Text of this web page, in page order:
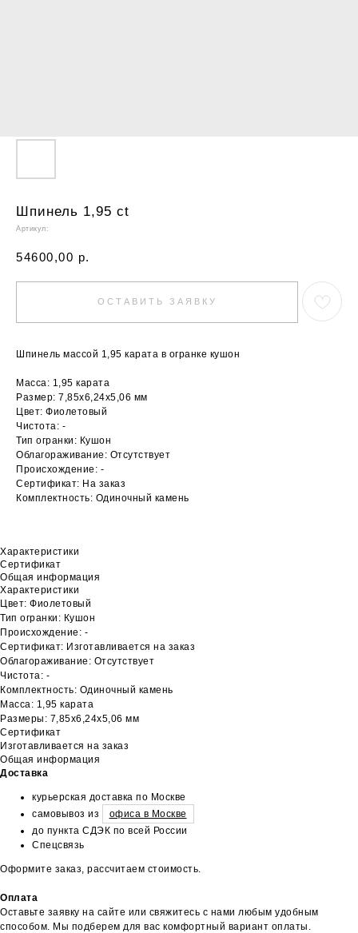
Шпинель 1,95 ct
Артикул:
54600,00 р.
ОСТАВИТЬ ЗАЯВКУ
Шпинель массой 1,95 карата в огранке кушон
Масса: 1,95 карата
Размер: 7,85х6,24х5,06 мм
Цвет: Фиолетовый
Чистота: -
Тип огранки: Кушон
Облагораживание: Отсутствует
Происхождение: -
Сертификат: На заказ
Комплектность: Одиночный камень
Характеристики
Сертификат
Общая информация
Характеристики
Цвет: Фиолетовый
Тип огранки: Кушон
Происхождение: -
Сертификат: Изготавливается на заказ
Облагораживание: Отсутствует
Чистота: -
Комплектность: Одиночный камень
Масса: 1,95 карата
Размеры: 7,85х6,24х5,06 мм
Сертификат
Изготавливается на заказ
Общая информация
Доставка
курьерская доставка по Москве
самовывоз из
офиса в Москве
до пункта СДЭК по всей России
Спецсвязь
Оформите заказ, рассчитаем стоимость.
Оплата
Оставьте заявку на сайте или свяжитесь с нами любым удобным
способом. Мы подберем для вас комфортный вариант оплаты.